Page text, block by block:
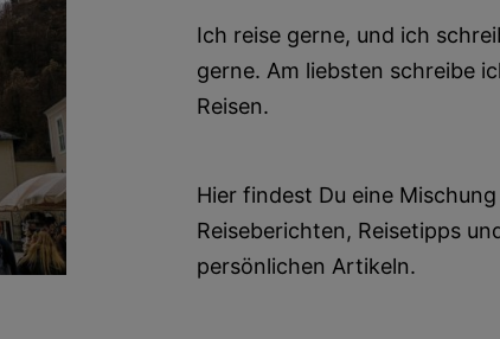
Ich reise gerne, und ich
gerne. Am liebsten schreibe
Reisen.
Hier findest Du eine Mischung
Reiseberichten, Reisetipps
persönlichen Artikeln.